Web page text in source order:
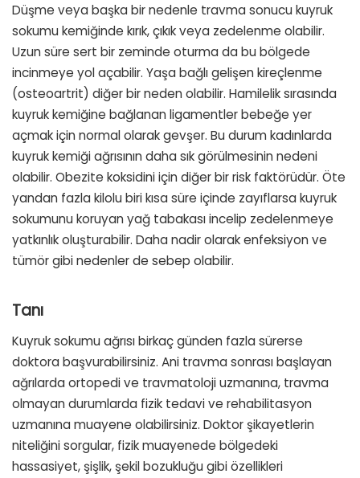
Düşme veya başka bir nedenle travma sonucu kuyruk
sokumu kemiğinde kırık, çıkık veya zedelenme olabilir.
Uzun süre sert bir zeminde oturma da bu bölgede
incinmeye yol açabilir. Yaşa bağlı gelişen kireçlenme
(osteoartrit) diğer bir neden olabilir. Hamilelik sırasında
kuyruk kemiğine bağlanan ligamentler bebeğe yer
açmak için normal olarak gevşer. Bu durum kadınlarda
kuyruk kemiği ağrısının daha sık görülmesinin nedeni
olabilir. Obezite koksidini için diğer bir risk faktörüdür. Öte
yandan fazla kilolu biri kısa süre içinde zayıflarsa kuyruk
sokumunu koruyan yağ tabakası incelip zedelenmeye
yatkınlık oluşturabilir. Daha nadir olarak enfeksiyon ve
tümör gibi nedenler de sebep olabilir.
Tanı
Kuyruk sokumu ağrısı birkaç günden fazla sürerse
doktora başvurabilirsiniz. Ani travma sonrası başlayan
ağrılarda ortopedi ve travmatoloji uzmanına, travma
olmayan durumlarda fizik tedavi ve rehabilitasyon
uzmanına muayene olabilirsiniz. Doktor şikayetlerin
niteliğini sorgular, fizik muayenede bölgedeki
hassasiyet, şişlik, şekil bozukluğu gibi özellikleri